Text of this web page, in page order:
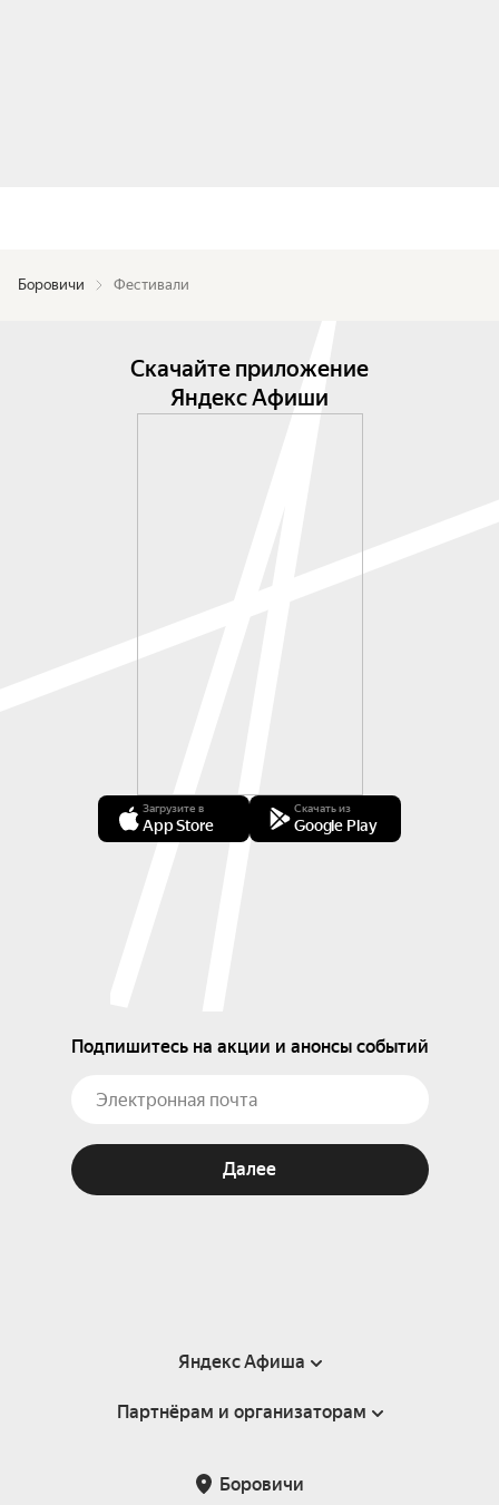
Боровичи Фестивали
Скачайте приложение
Яндекс Афиши
Загрузите в
App Store
Скачать из
Google Play
Подпишитесь на акции и анонсы событий
Далее
Яндекс Афиша
Справка
Подарочные сертификаты
Партнёрам и организаторам
Боровичи